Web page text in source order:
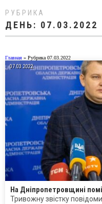
РУБРИКА
ДЕНЬ: 07.03.2022
Главная » Рубрика 07.03.2022
07.03.2022
На Дніпропетровщині
Тривожну звістку